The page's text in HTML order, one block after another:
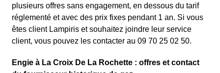
plusieurs offres sans engagement, en dessous du tarif
réglementé et avec des prix fixes pendant 1 an. Si vous
êtes client Lampiris et souhaitez joindre leur service
client, vous pouvez les contacter au 09 70 25 02 50.
Engie à La Croix De La Rochette : offres et contact